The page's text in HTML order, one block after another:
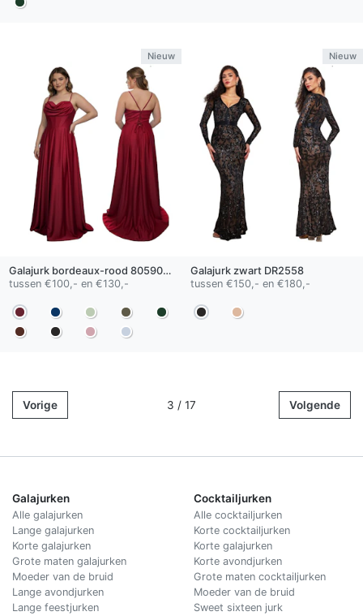
Nieuw
Galajurk bordeaux-rood 80590 QS
tussen €100,- en €130,-
Nieuw
Galajurk zwartDR2558
tussen €150,- en €180,-
Vorige 3 / 17 Volgende
Galajurken
Alle galajurken
Lange galajurken
Korte galajurken
Grote maten galajurken
Moeder van de bruid
Lange avondjurken
Lange feestjurken
Cocktailjurken
Alle cocktailjurken
Korte cocktailjurken
Korte galajurken
Korte avondjurken
Grote maten cocktailjurken
Moeder van de bruid
Sweet sixteen jurk